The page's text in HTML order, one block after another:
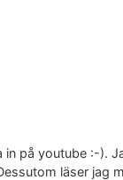
in på youtube :-).
läser jag